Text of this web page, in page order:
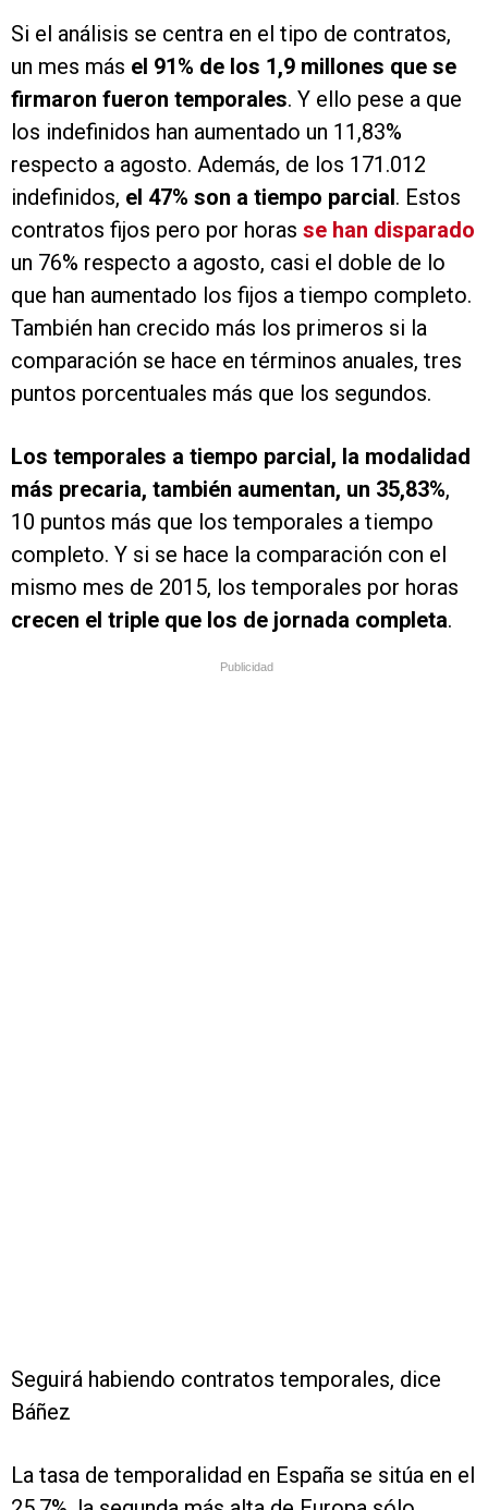
Si el análisis se centra en el tipo de contratos,
un mes más el 91% de los 1,9 millones que se
firmaron fueron temporales. Y ello pese a que
los indefinidos han aumentado un 11,83%
respecto a agosto. Además, de los 171.012
indefinidos, el 47% son a tiempo parcial. Estos
contratos fijos pero por horas se han disparado
un 76% respecto a agosto, casi el doble de lo
que han aumentado los fijos a tiempo completo.
También han crecido más los primeros si la
comparación se hace en términos anuales, tres
puntos porcentuales más que los segundos.
Los temporales a tiempo parcial, la modalidad
más precaria, también aumentan, un 35,83%,
10 puntos más que los temporales a tiempo
completo. Y si se hace la comparación con el
mismo mes de 2015, los temporales por horas
crecen el triple que los de jornada completa.
Publicidad
Seguirá habiendo contratos temporales, dice
Báñez
La tasa de temporalidad en España se sitúa en el